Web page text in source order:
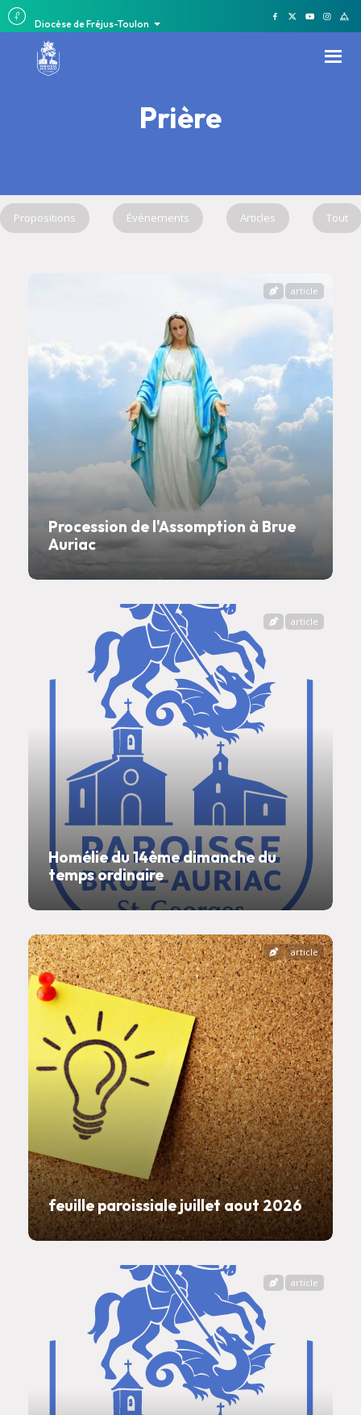
Diocèse de Fréjus-Toulon
Prière
Propositions Événements Articles Tout
Procession de l'Assomption à Brue
Auriac
article
Homélie du 14ème dimanche du
temps ordinaire
article
feuille paroissiale juillet aout 2026
article
article